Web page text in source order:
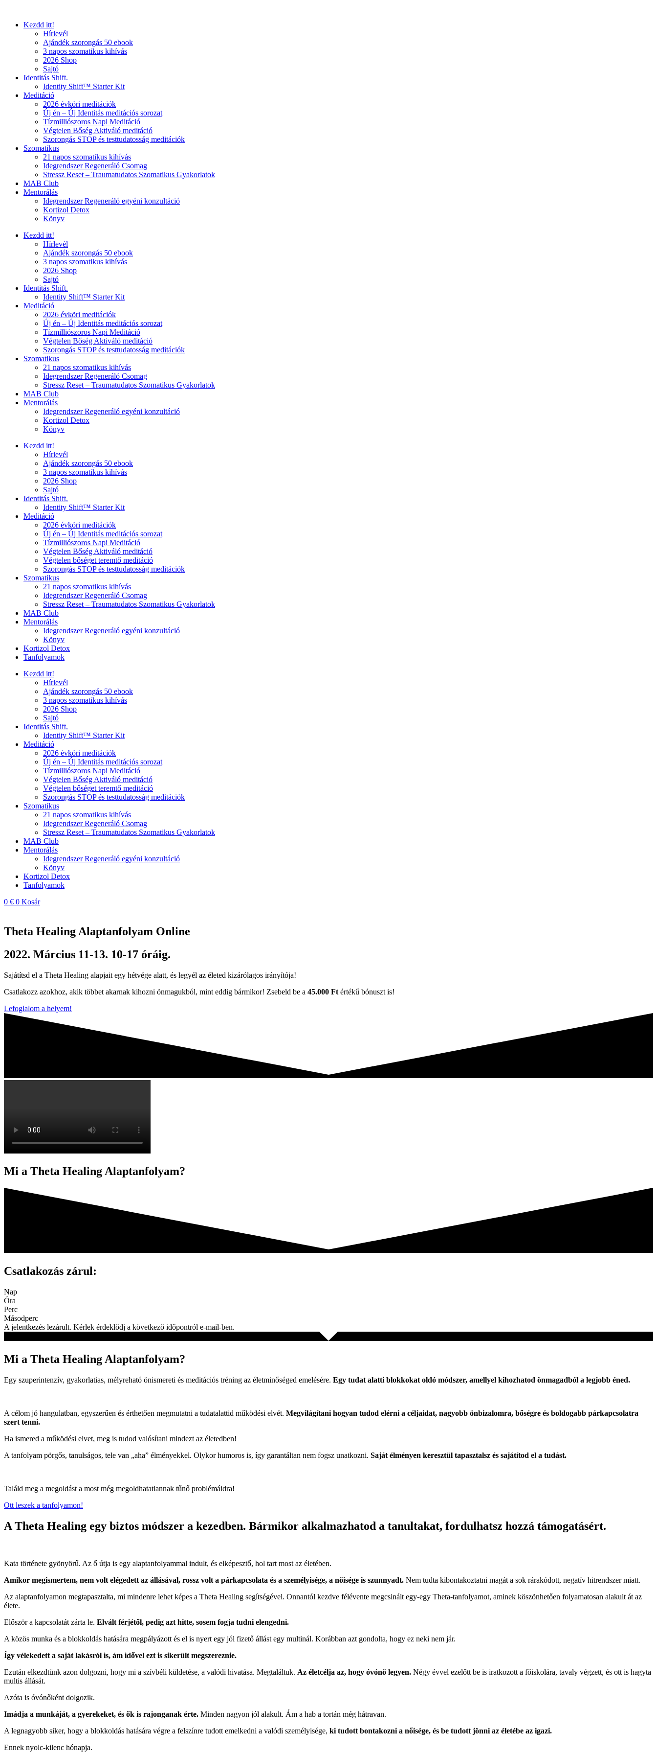
tartalomhozKezdd itt!
Hírlevél
Ajándék szorongás 50 ebook
3 napos szomatikus kihívás
2026 Shop
Sajtó
Identitás Shift.
Identity Shift™ Starter Kit
Meditáció
2026 évköri meditációk
Új én – Új Identitás meditációs sorozat
Tízmilliószoros Napi Meditáció
Végtelen Bőség Aktiváló meditáció
Szorongás STOP és testtudatosság meditációk
Szomatikus
21 napos szomatikus kihívás
Idegrendszer Regeneráló Csomag
Stressz Reset – Traumatudatos Szomatikus Gyakorlatok
MAB Club
Mentorálás
Idegrendszer Regeneráló egyéni konzultáció
Kortizol Detox
Könyv
Kezdd itt!
Hírlevél
Ajándék szorongás 50 ebook
3 napos szomatikus kihívás
2026 Shop
Sajtó
Identitás Shift.
Identity Shift™ Starter Kit
Meditáció
2026 évköri meditációk
Új én – Új Identitás meditációs sorozat
Tízmilliószoros Napi Meditáció
Végtelen Bőség Aktiváló meditáció
Szorongás STOP és testtudatosság meditációk
Szomatikus
21 napos szomatikus kihívás
Idegrendszer Regeneráló Csomag
Stressz Reset – Traumatudatos Szomatikus Gyakorlatok
MAB Club
Mentorálás
Idegrendszer Regeneráló egyéni konzultáció
Kortizol Detox
Könyv
Kezdd itt!
Hírlevél
Ajándék szorongás 50 ebook
3 napos szomatikus kihívás
2026 Shop
Sajtó
Identitás Shift.
Identity Shift™ Starter Kit
Meditáció
2026 évköri meditációk
Új én – Új Identitás meditációs sorozat
Tízmilliószoros Napi Meditáció
Végtelen Bőség Aktiváló meditáció
Végtelen bőséget teremtő meditáció
Szorongás STOP és testtudatosság meditációk
Szomatikus
21 napos szomatikus kihívás
Idegrendszer Regeneráló Csomag
Stressz Reset – Traumatudatos Szomatikus Gyakorlatok
MAB Club
Mentorálás
Idegrendszer Regeneráló egyéni konzultáció
Könyv
Kortizol Detox
Tanfolyamok
Kezdd itt!
Hírlevél
Ajándék szorongás 50 ebook
3 napos szomatikus kihívás
2026 Shop
Sajtó
Identitás Shift.
Identity Shift™ Starter Kit
Meditáció
2026 évköri meditációk
Új én – Új Identitás meditációs sorozat
Tízmilliószoros Napi Meditáció
Végtelen Bőség Aktiváló meditáció
Végtelen bőséget teremtő meditáció
Szorongás STOP és testtudatosság meditációk
Szomatikus
21 napos szomatikus kihívás
Idegrendszer Regeneráló Csomag
Stressz Reset – Traumatudatos Szomatikus Gyakorlatok
MAB Club
Mentorálás
Idegrendszer Regeneráló egyéni konzultáció
Könyv
Kortizol Detox
Tanfolyamok
0 € 0 Kosár
Theta Healing Alaptanfolyam Online
2022. Március 11-13. 10-17 óráig.
Sajátítsd el a Theta Healing alapjait egy hétvége alatt, és legyél az életed kizárólagos irányítója!
Csatlakozz azokhoz, akik többet akarnak kihozni önmagukból, mint eddig bármikor! Zsebeld be a 45.000 Ft értékű bónuszt is!
Lefoglalom a helyem!
Mi a Theta Healing Alaptanfolyam?
Csatlakozás zárul:
Nap
Óra
Perc
Másodperc
A jelentkezés lezárult. Kérlek érdeklődj a következő időpontról e-mail-ben.
Mi a Theta Healing Alaptanfolyam?
Egy szuperintenzív, gyakorlatias, mélyreható önismereti és meditációs tréning az életminőséged emelésére. Egy tudat alatti blokkokat oldó módszer, amellyel kihozhatod önmagadból a legjobb éned.
A célom jó hangulatban, egyszerűen és érthetően megmutatni a tudatalattid működési elvét. Megvilágítani hogyan tudod elérni a céljaidat, nagyobb önbizalomra, bőségre és boldogabb párkapcsolatra
szert tenni.
Ha ismered a működési elvet, meg is tudod valósítani mindezt az életedben!
A tanfolyam pörgős, tanulságos, tele van „aha” élményekkel. Olykor humoros is, így garantáltan nem fogsz unatkozni. Saját élményen keresztül tapasztalsz és sajátítod el a tudást.
Találd meg a megoldást a most még megoldhatatlannak tűnő problémáidra!
Ott leszek a tanfolyamon!
A Theta Healing egy biztos módszer a kezedben. Bármikor alkalmazhatod a tanultakat, fordulhatsz hozzá támogatásért.
Kata története gyönyörű. Az ő útja is egy alaptanfolyammal indult, és elképesztő, hol tart most az életében.
Amikor megismertem, nem volt elégedett az állásával, rossz volt a párkapcsolata és a személyisége, a nőisége is szunnyadt. Nem tudta kibontakoztatni magát a sok rárakódott, negatív hitrendszer miatt.
Az alaptanfolyamon megtapasztalta, mi mindenre lehet képes a Theta Healing segítségével. Onnantól kezdve félévente megcsinált egy-egy Theta-tanfolyamot, aminek köszönhetően folyamatosan alakult át az
élete.
Először a kapcsolatát zárta le. Elvált férjétől, pedig azt hitte, sosem fogja tudni elengedni.
A közös munka és a blokkoldás hatására megpályázott és el is nyert egy jól fizető állást egy multinál. Korábban azt gondolta, hogy ez neki nem jár.
Így vélekedett a saját lakásról is, ám idővel ezt is sikerült megszereznie.
Ezután elkezdtünk azon dolgozni, hogy mi a szívbéli küldetése, a valódi hivatása. Megtaláltuk. Az életcélja az, hogy óvónő legyen. Négy évvel ezelőtt be is iratkozott a főiskolára, tavaly végzett, és ott is hagyta
multis állását.
Azóta is óvónőként dolgozik.
Imádja a munkáját, a gyerekeket, és ők is rajonganak érte. Minden nagyon jól alakult. Ám a hab a tortán még hátravan.
A legnagyobb siker, hogy a blokkoldás hatására végre a felszínre tudott emelkedni a valódi személyisége, ki tudott bontakozni a nőisége, és be tudott jönni az életébe az igazi.
Ennek nyolc-kilenc hónapja.